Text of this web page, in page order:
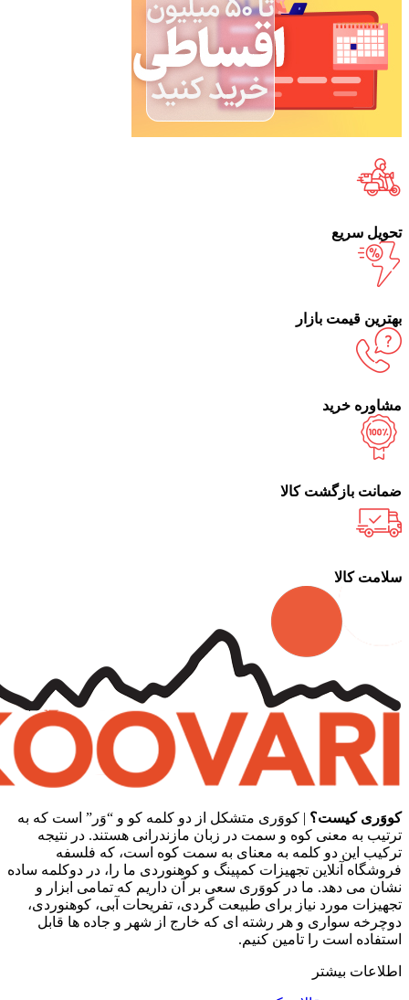
تحویل سریع
بهترین قیمت بازار
مشاوره خرید
ضمانت بازگشت کالا
سلامت کالا
کووَری کیست؟ | کووَری متشکل از دو کلمه کو و “وَر” است که به
ترتیب به معنی کوه و سمت در زبان مازندرانی هستند. در نتیجه
ترکیب این دو کلمه به معنای به سمت کوه است، که فلسفه
فروشگاه آنلاین تجهیزات کمپینگ و کوهنوردی ما را، در دوکلمه ساده
نشان می دهد. ما در کووَری سعی بر آن داریم که تمامی ابزار و
تجهیزات مورد نیاز برای طبیعت گردی، تفریحات آبی، کوهنوردی،
دوچرخه سواری و هر رشته ای که خارج از شهر و جاده ها قابل
استفاده است را تامین کنیم.
اطلاعات بیشتر